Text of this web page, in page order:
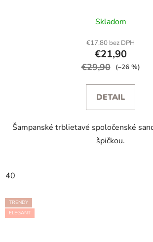
Skladom
€17,80 bez DPH
€21,90
€29,90 (–26 %)
DETAIL
Šampanské trblietavé spoločenské
špičkou.
40
TRENDY
ELEGANT